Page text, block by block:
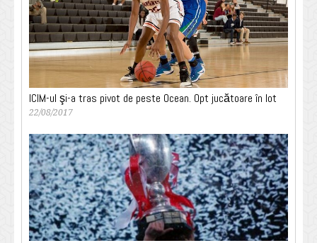
ICIM-ul şi-a tras pivot de peste Ocean. Opt jucătoare în lot
22/08/2017